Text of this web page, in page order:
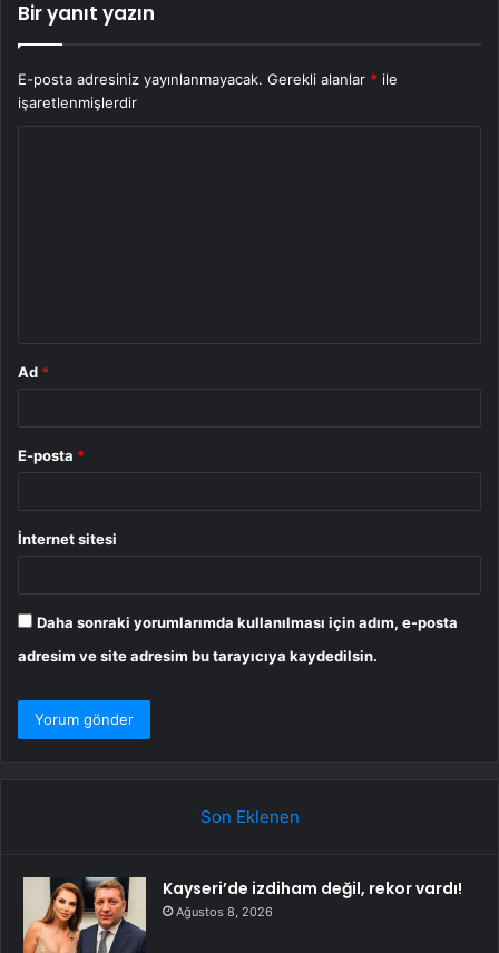
Bir yanıt yazın
E-posta adresiniz yayınlanmayacak. Gerekli alanlar * ile
işaretlenmişlerdir
Ad *
E-posta *
İnternet sitesi
Daha sonraki yorumlarımda kullanılması için adım, e-posta
adresim ve site adresim bu tarayıcıya kaydedilsin.
Son Eklenen
Kayseri’de izdiham değil, rekor vardı!
Ağustos 8, 2026